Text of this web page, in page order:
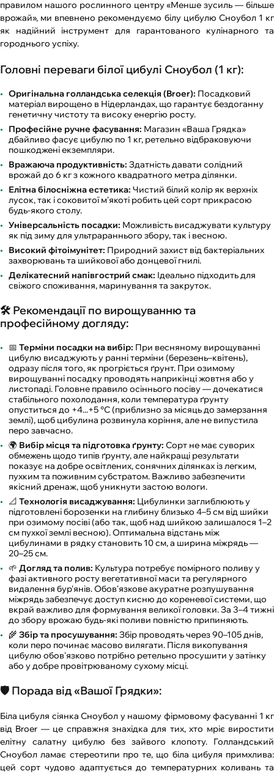
правилом нашого рослинного центру «Менше зусиль — більше
врожай», ми впевнено рекомендуємо білу цибулю Сноубол 1 кг
як надійний інструмент для гарантованого кулінарного та
городнього успіху.
Головні переваги білої цибулі Сноубол (1 кг):
Оригінальна голландська селекція (Broer): Посадковий
матеріал вирощено в Нідерландах, що гарантує бездоганну
генетичну чистоту та високу енергію росту.
Професійне ручне фасування: Магазин «Ваша Грядка»
дбайливо фасує цибулю по 1 кг, ретельно відбраковуючи
пошкоджені екземпляри.
Вражаюча продуктивність: Здатність давати солідний
врожай до 6 кг з кожного квадратного метра ділянки.
Елітна білосніжна естетика: Чистий білий колір як верхніх
лусок, так і соковитої м'якоті робить цей сорт прикрасою
будь-якого столу.
Універсальність посадки: Можливість висаджувати культуру
як під зиму для ультрараннього збору, так і весною.
Високий фітоімунітет: Природний захист від бактеріальних
захворювань та шийкової або донцевої гнилі.
Делікатесний напівгострий смак: Ідеально підходить для
свіжого споживання, маринування та закруток.
🛠️ Рекомендації по вирощуванню та
професійному догляду:
📅 Терміни посадки на вибір: При весняному вирощуванні
цибулю висаджують у ранні терміни (березень–квітень),
одразу після того, як прогріється ґрунт. При озимому
вирощуванні посадку проводять наприкінці жовтня або у
листопаді. Головне правило осіннього посіву — дочекатися
стабільного похолодання, коли температура ґрунту
опуститься до +4...+5 °C (приблизно за місяць до замерзання
землі), щоб цибулина розвинула коріння, але не випустила
перо завчасно.
🌍 Вибір місця та підготовка ґрунту: Сорт не має суворих
обмежень щодо типів ґрунту, але найкращі результати
показує на добре освітлених, сонячних ділянках із легким,
пухким та поживним субстратом. Важливо забезпечити
якісний дренаж, щоб уникнути застою вологи.
📐 Технологія висаджування: Цибулинки заглиблюють у
підготовлені борозенки на глибину близько 4–5 см від шийки
при озимому посіві (або так, щоб над шийкою залишалося 1–2
см пухкої землі весною). Оптимальна відстань між
цибулинами в рядку становить 10 см, а ширина міжрядь —
20–25 см.
🌱 Догляд та полив: Культура потребує помірного поливу у
фазі активного росту вегетативної маси та регулярного
видалення бур'янів. Обов'язкове акуратне розпушування
міжрядь забезпечує доступ кисню до кореневої системи, що
вкрай важливо для формування великої головки. За 3–4 тижні
до збору врожаю будь-які поливи повністю припиняють.
🌾 Збір та просушування: Збір проводять через 90–105 днів,
коли перо починає масово вилягати. Після викопування
цибулю обов'язково потрібно ретельно просушити у затінку
або у добре провітрюваному сухому місці.
🛡️ Порада від «Вашої Грядки»:
Біла цибуля сіянка Сноубол у нашому фірмовому фасуванні 1 кг
від Broer — це справжня знахідка для тих, хто мріє виростити
елітну салатну цибулю без зайвого клопоту. Голландський
Сноубол ламає стереотипи про те, що біла цибуля примхлива:
цей сорт чудово адаптується до температурних коливань та